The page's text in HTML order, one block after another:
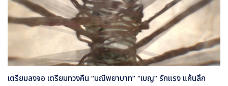
เตรียมลงจอ เตรียมทวงคืน “มณีพยาบาท” “เบญ” รักแรง แค้นลึก